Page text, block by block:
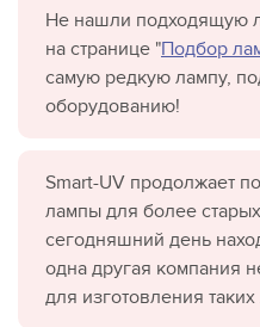
Не нашли подходящую
на странице "Подбор
самую редкую лампу,
оборудованию!
Smart-UV продолжает
лампы для более
сегодняшний день
одна другая компания
для изготовления